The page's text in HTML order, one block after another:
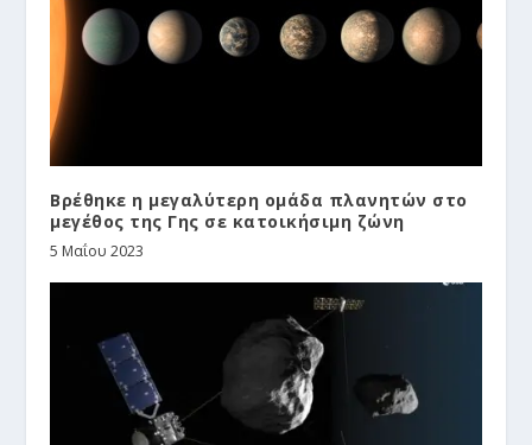
Βρέθηκε η μεγαλύτερη ομάδα πλανητών στο
μεγέθος της Γης σε κατοικήσιμη ζώνη
5 Μαΐου 2023